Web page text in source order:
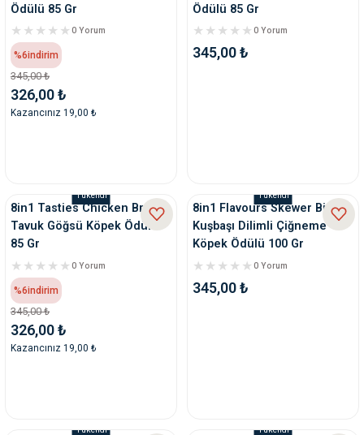
Ödülü 85 Gr
0 Yorum
%6indirim
345,00 ₺
326,00 ₺
Kazancınız 19,00 ₺
Ödülü 85 Gr
0 Yorum
345,00 ₺
Tükendi
8in1 Tasties Chicken Breast
Tavuk Göğsü Köpek Ödülü
85 Gr
0 Yorum
%6indirim
345,00 ₺
326,00 ₺
Kazancınız 19,00 ₺
Tükendi
8in1 Flavours Skewer Bites
Kuşbaşı Dilimli Çiğneme
Köpek Ödülü 100 Gr
0 Yorum
345,00 ₺
Tükendi Tükendi